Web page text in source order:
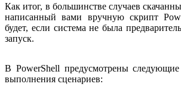
Как итог, в большинстве случаев
написанный вами вручную скрипт
будет, если система не была
запуск.
В PowerShell предусмотрены
выполнения сценариев: